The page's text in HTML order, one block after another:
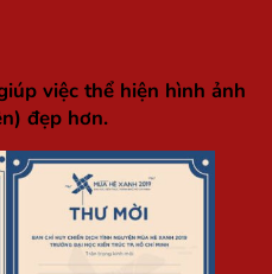
việc thể hiện hình ảnh
đẹp hơn.